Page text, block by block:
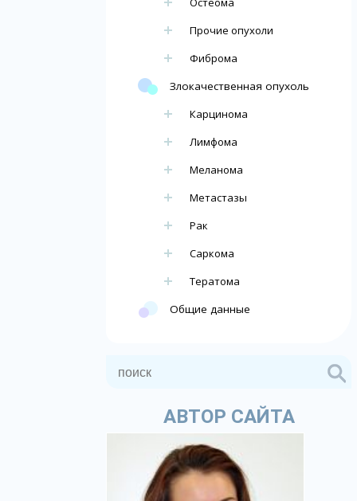
Прочие опухоли
Фиброма
Злокачественная опухоль
Карцинома
Лимфома
Меланома
Метастазы
Рак
Саркома
Тератома
Общие данные
АВТОР САЙТА